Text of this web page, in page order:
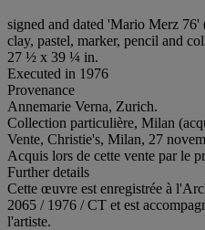
signed and dated 'Mario Merz
clay, pastel, marker, pencil and
27 ½ x 39 ¼ in.
Executed in 1976
Provenance
Annemarie Verna, Zurich.
Collection particulière, Milan
Vente, Christie's, Milan, 27
Acquis lors de cette vente par le
Further details
Cette œuvre est enregistrée à
2065 / 1976 / CT et est
l'artiste.